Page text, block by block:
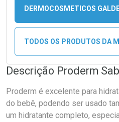
DERMOCOSMETICOS
TODOS OS PRODUTOS DA
Descrição Proderm
Proderm é excelente para
do bebê, podendo ser usado
um hidratante completo,